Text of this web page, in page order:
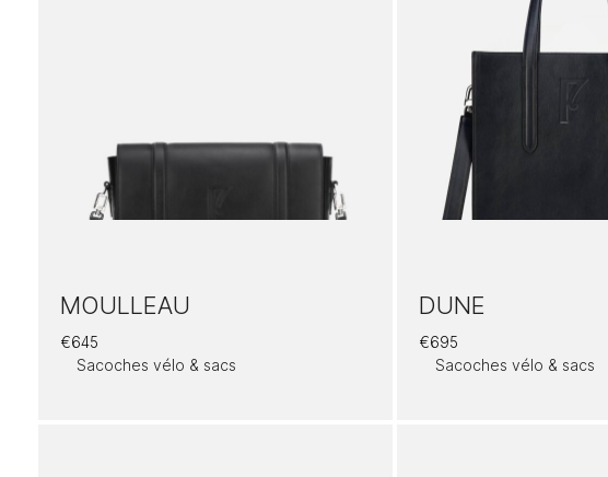
MOULLEAU
€645
Sacoches vélo & sacs
DUNE
€695
Sacoches vélo & sacs